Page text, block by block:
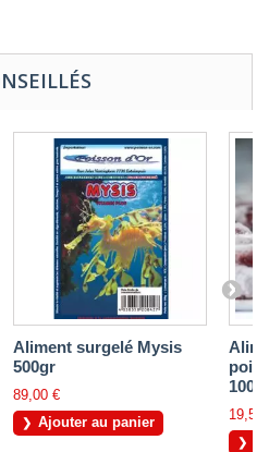
Aliment surgelé Mysis
500gr
89,00 €
Ajouter au panier
19,50